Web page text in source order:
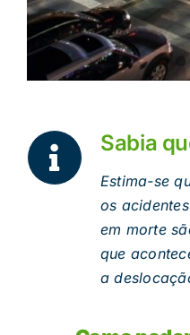
Sabia
Estima-se
os
em morte
que
a